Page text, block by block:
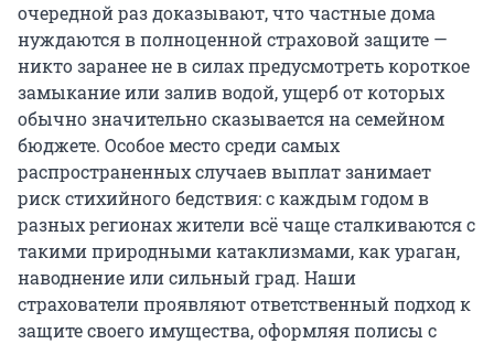
очередной раз доказывают, что частные дома
нуждаются в полноценной страховой защите —
никто заранее не в силах предусмотреть короткое
замыкание или залив водой, ущерб от которых
обычно значительно сказывается на семейном
бюджете. Особое место среди самых
распространенных случаев выплат занимает
риск стихийного бедствия: с каждым годом в
разных регионах жители всё чаще сталкиваются с
такими природными катаклизмами, как ураган,
наводнение или сильный град. Наши
страхователи проявляют ответственный подход к
защите своего имущества, оформляя полисы с